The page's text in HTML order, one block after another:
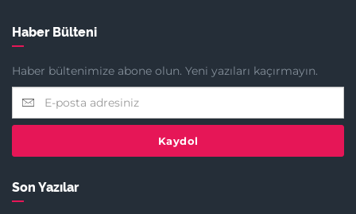
Haber Bülteni
Haber bültenimize abone olun. Yeni yazıları kaçırmayın.
Kaydol
Son Yazılar